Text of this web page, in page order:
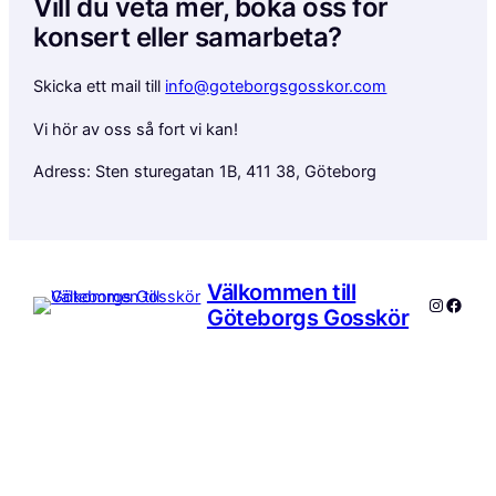
Vill du veta mer, boka oss för
konsert eller samarbeta?
Skicka ett mail till info@goteborgsgosskor.com
Vi hör av oss så fort vi kan!
Adress: Sten sturegatan 1B, 411 38, Göteborg
Välkommen till
Göteborgs Gosskör